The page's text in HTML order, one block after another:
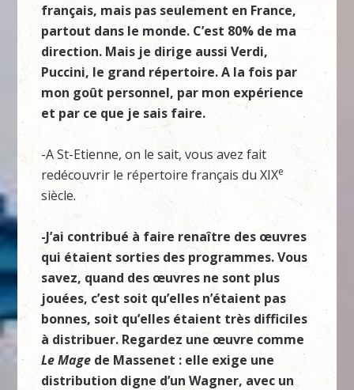
français, mais pas seulement en France,
partout dans le monde. C’est 80% de ma
direction. Mais je dirige aussi Verdi,
Puccini, le grand répertoire. A la fois par
mon goût personnel, par mon expérience
et par ce que je sais faire.
-A St-Etienne, on le sait, vous avez fait
redécouvrir le répertoire français du XIXe
siècle.
-J’ai contribué à faire renaître des œuvres
qui étaient sorties des programmes. Vous
savez, quand des œuvres ne sont plus
jouées, c’est soit qu’elles n’étaient pas
bonnes, soit qu’elles étaient très difficiles
à distribuer. Regardez une œuvre comme
Le Mage de Massenet : elle exige une
distribution digne d’un Wagner, avec un